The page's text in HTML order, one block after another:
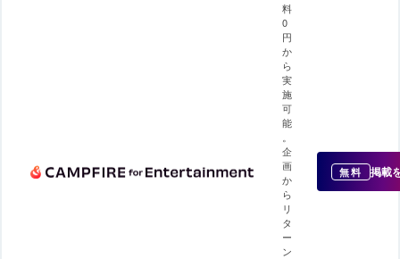
料
0
円
か
ら
実
施
可
能
。
企
画
か
ら
リ
タ
ー
ン
無料 掲載